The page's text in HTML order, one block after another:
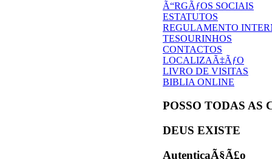
Ã“RGÃƒOS SOCIAIS
ESTATUTOS
REGULAMENTO
TESOURINHOS
CONTACTOS
LOCALIZAÃ‡ÃƒO
LIVRO DE VISITAS
BIBLIA ONLINE
POSSO TODAS AS
DEUS EXISTE
AutenticaÃ§Ã£o